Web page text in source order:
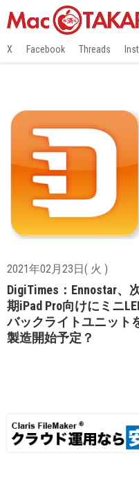
X Facebook Threads
2021年02月23日( 火 )
DigiTimes：Ennostar、
期iPad Pro向けにミニ
バックライトユニット
製造開始予定？